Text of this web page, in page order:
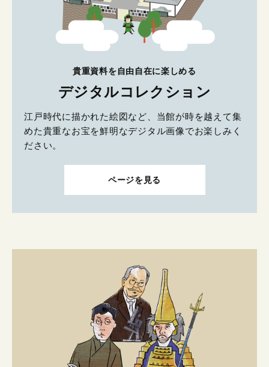
貴重資料を自由自在に楽しめる
デジタルコレクション
江戸時代に描かれた絵図など、当館が時を越えて集
めた貴重なお宝を鮮明なデジタル画像でお楽しみく
ださい。
ページを見る